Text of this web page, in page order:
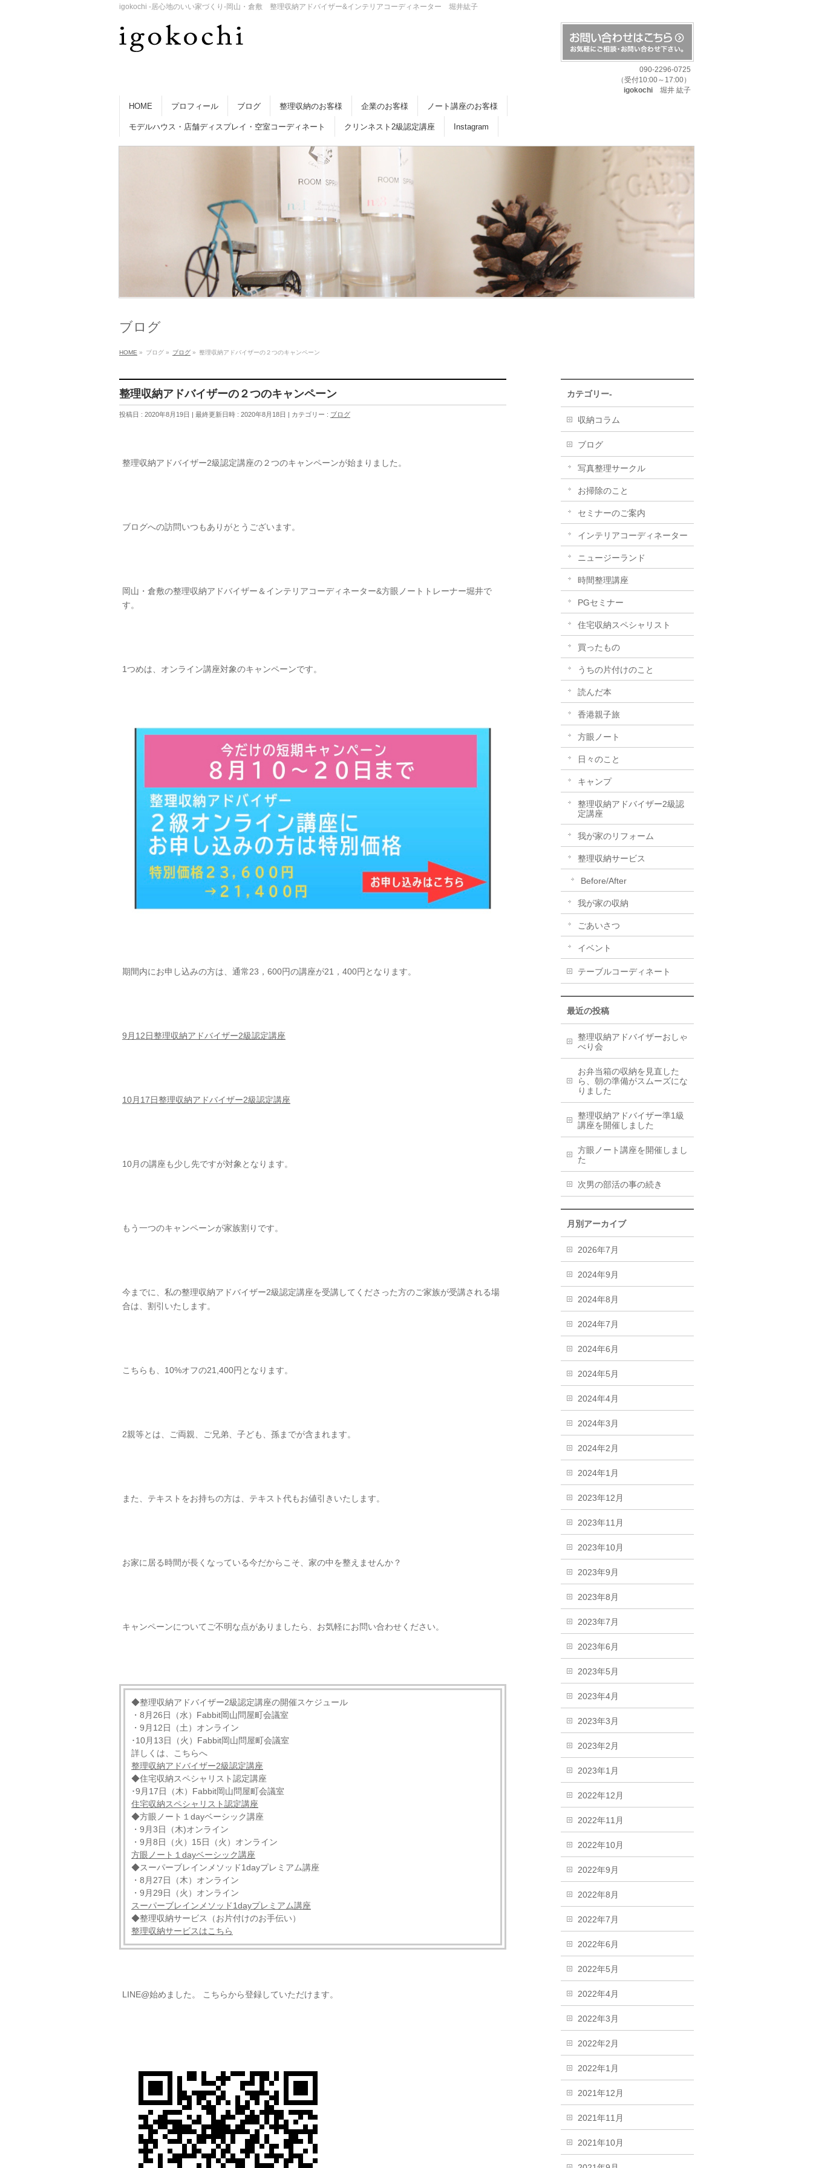
igokochi -居心地のいい家づくり-岡山・倉敷 整理収納アドバイザー&インテリアコーディネーター 堀井紘子
090-2296-0725
（受付10:00～17:00）
igokochi 堀井 紘子
HOME プロフィール ブログ 整理収納のお客様 企業のお客様 ノート講座のお客様
モデルハウス・店舗ディスプレイ・空室コーディネート クリンネスト2級認定講座 Instagram
ブログ
HOME » ブログ » ブログ » 整理収納アドバイザーの２つのキャンペーン
整理収納アドバイザーの２つのキャンペーン
投稿日 : 2020年8月19日 最終更新日時 : 2020年8月18日 カテゴリー : ブログ
整理収納アドバイザー2級認定講座の２つのキャンペーンが始まりました。
ブログへの訪問いつもありがとうございます。
岡山・倉敷の整理収納アドバイザー＆インテリアコーディネーター&方眼ノートトレーナー堀井で
す。
1つめは、オンライン講座対象のキャンペーンです。
期間内にお申し込みの方は、通常23，600円の講座が21，400円となります。
9月12日整理収納アドバイザー2級認定講座
10月17日整理収納アドバイザー2級認定講座
10月の講座も少し先ですが対象となります。
もう一つのキャンペーンが家族割りです。
今までに、私の整理収納アドバイザー2級認定講座を受講してくださった方のご家族が受講される場
合は、割引いたします。
こちらも、10%オフの21,400円となります。
2親等とは、ご両親、ご兄弟、子ども、孫までが含まれます。
また、テキストをお持ちの方は、テキスト代もお値引きいたします。
お家に居る時間が長くなっている今だからこそ、家の中を整えませんか？
キャンペーンについてご不明な点がありましたら、お気軽にお問い合わせください。
◆整理収納アドバイザー2級認定講座の開催スケジュール
・8月26日（水）Fabbit岡山問屋町会議室
・9月12日（土）オンライン
･10月13日（火）Fabbit岡山問屋町会議室
詳しくは、こちらへ
整理収納アドバイザー2級認定講座
◆住宅収納スペシャリスト認定講座
･9月17日（木）Fabbit岡山問屋町会議室
住宅収納スペシャリスト認定講座
◆方眼ノート１dayベーシック講座
・9月3日（木)オンライン
・9月8日（火）15日（火）オンライン
方眼ノート１dayベーシック講座
◆スーパーブレインメソッド1dayプレミアム講座
・8月27日（木）オンライン
・9月29日（火）オンライン
スーパーブレインメソッド1dayプレミアム講座
◆整理収納サービス（お片付けのお手伝い）
整理収納サービスはこちら
LINE@始めました。 こちらから登録していただけます。
カテゴリー-
収納コラム
ブログ
写真整理サークル
お掃除のこと
セミナーのご案内
インテリアコーディネーター
ニュージーランド
時間整理講座
PGセミナー
住宅収納スペシャリスト
買ったもの
うちの片付けのこと
読んだ本
香港親子旅
方眼ノート
日々のこと
キャンプ
整理収納アドバイザー2級認
定講座
我が家のリフォーム
整理収納サービス
Before/After
我が家の収納
ごあいさつ
イベント
テーブルコーディネート
最近の投稿
整理収納アドバイザーおしゃ
べり会
お弁当箱の収納を見直した
ら、朝の準備がスムーズにな
りました
整理収納アドバイザー準1級
講座を開催しました
方眼ノート講座を開催しまし
た
次男の部活の事の続き
月別アーカイブ
2026年7月
2024年9月
2024年8月
2024年7月
2024年6月
2024年5月
2024年4月
2024年3月
2024年2月
2024年1月
2023年12月
2023年11月
2023年10月
2023年9月
2023年8月
2023年7月
2023年6月
2023年5月
2023年4月
2023年3月
2023年2月
2023年1月
2022年12月
2022年11月
2022年10月
2022年9月
2022年8月
2022年7月
2022年6月
2022年5月
2022年4月
2022年3月
2022年2月
2022年1月
2021年12月
2021年11月
2021年10月